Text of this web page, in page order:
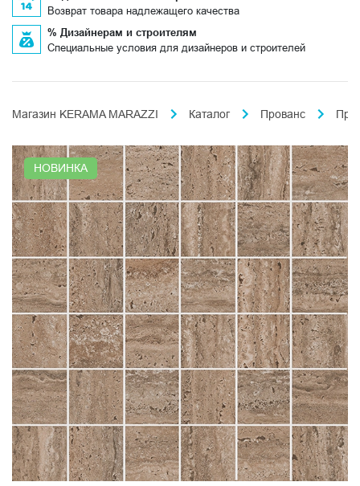
Возврат товара надлежащего качества
% Дизайнерам и строителям
Специальные условия для дизайнеров и строителей
Магазин KERAMA MARAZZI Каталог Прованс Про
НОВИНКА